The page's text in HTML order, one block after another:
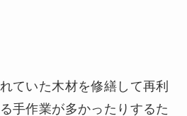
ていた木材を修繕して再利
手作業が多かったりするた